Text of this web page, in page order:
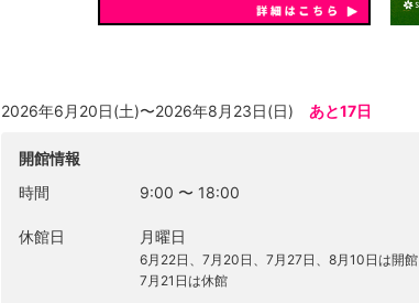
2026年6月20日(土)〜2026年8月23日(日) あと17日
開館情報
時間
9:00 〜 18:00
休館日 月曜日
6月22日、7月20日、7月27日、8月10日は開館
7月21日は休館